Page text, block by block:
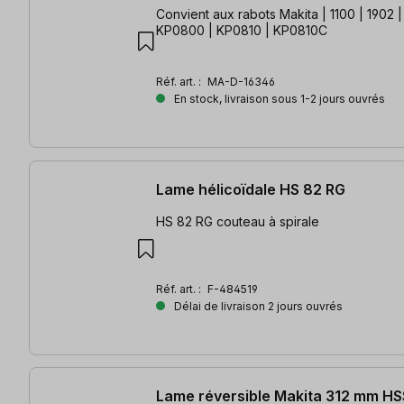
Convient aux rabots Makita | 1100 | 1902 |
KP0800 | KP0810 | KP0810C
Réf. art. : MA-D-16346
En stock, livraison sous 1-2 jours ouvrés
Lame hélicoïdale HS 82 RG
HS 82 RG couteau à spirale
Réf. art. : F-484519
Délai de livraison 2 jours ouvrés
Lame réversible Makita 312 mm